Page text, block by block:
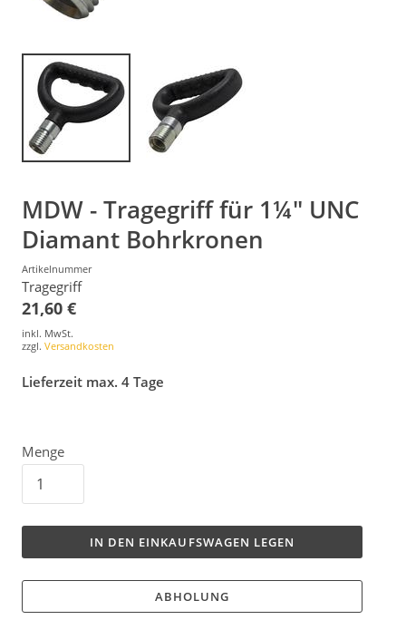
MDW - Tragegriff für 1¼" UNC
Diamant Bohrkronen
Artikelnummer
Tragegriff
21,60 €
inkl. MwSt.
zzgl. Versandkosten
Lieferzeit max. 4 Tage
Menge
IN DEN EINKAUFSWAGEN LEGEN
ABHOLUNG